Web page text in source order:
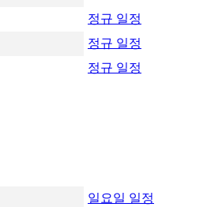
정규 일정
정규 일정
정규 일정
일요일 일정